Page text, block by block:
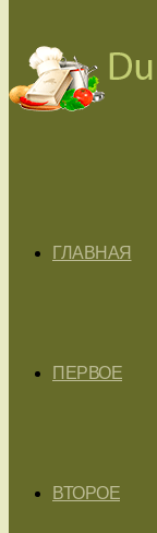
ГЛАВНАЯ
ПЕРВОЕ
ВТОРОЕ